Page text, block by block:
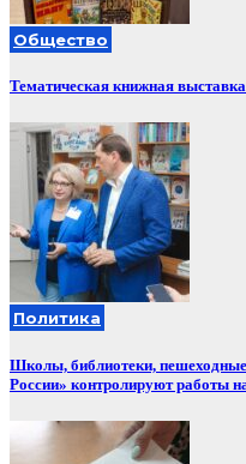
Общество
Тематическая книжная
Политика
Школы, библиотеки,
России» контролируют работы